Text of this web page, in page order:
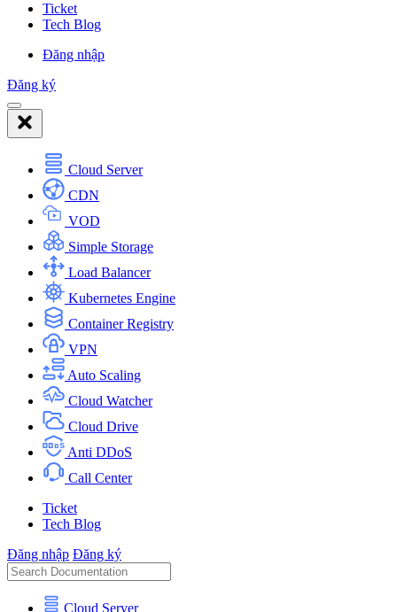
Ticket
Tech Blog
Đăng nhập
Đăng ký
Cloud Server
CDN
VOD
Simple Storage
Load Balancer
Kubernetes Engine
Container Registry
VPN
Auto Scaling
Cloud Watcher
Cloud Drive
Anti DDoS
Call Center
Ticket
Tech Blog
Đăng nhập Đăng ký
Cloud Server